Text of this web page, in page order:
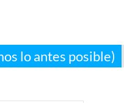
lo antes posible)